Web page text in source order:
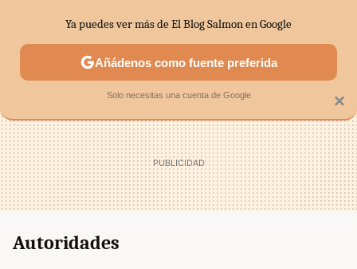
SECTORES ECONOMÍA DOMÉSTICA MERCADOS
Autoridades
×
Ya puedes ver más de El Blog Salmon en Google
Añádenos como fuente preferida
Solo necesitas una cuenta de Google